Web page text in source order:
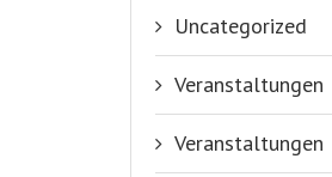
Uncategorized
Veranstaltungen
Veranstaltungen